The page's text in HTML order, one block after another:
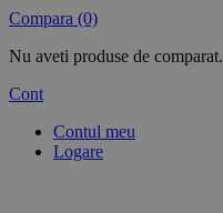
Compara (0)
Nu aveti produse de comparat.
Cont
Contul meu
Logare